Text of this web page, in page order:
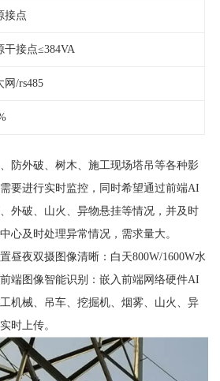
接点
干接点≤384VA
网/rs485
防外破、树木、施工现场塔吊等各种影
要进行实时监控，同时希望通过前端AI
外破、山火、异物悬挂等情况，并及时
心及时处理异常情况，需求量大。
昼夜双摄图像清晰：白天800W/1600W水
端图像智能识别：嵌入前端网络硬件AI
机械、吊车、挖掘机、烟雾、山火、异
时上传。